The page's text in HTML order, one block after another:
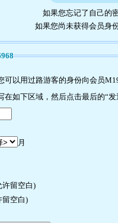
如果您忘记了自己的
如果您尚未获得会员身
可以用过路游客的身份向会员
如下区域，然后点击最后的“
月
许留空白)
留空白)